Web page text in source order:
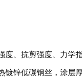
、抗剪强度、力学指
锌低碳钢丝，涂层厚